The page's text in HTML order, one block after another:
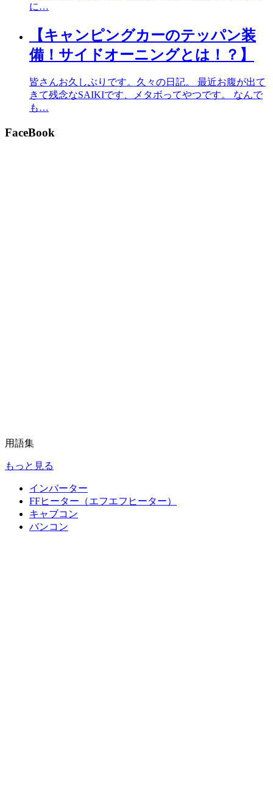
に…
【キャンピングカーのテッパン装
備！サイドオーニングとは！？】
皆さんお久しぶりです。久々の日記。 最近お腹が出て
きて残念なSAIKIです、メタボってやつです。 なんで
も…
FaceBook
用語集
もっと見る
インバーター
FFヒーター（エフエフヒーター）
キャブコン
バンコン